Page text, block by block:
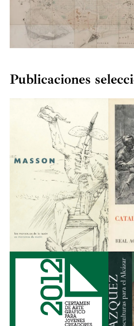
Publicaciones